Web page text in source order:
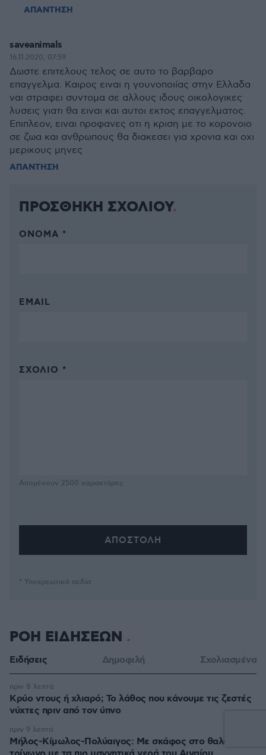
ΑΠΑΝΤΗΣΗ
saveanimals
16.11.2020, 07:59
Δωστε επιτελους τελος σε αυτο το βαρβαρο
επαγγελμα. Καιρος ειναι η γουνοποιίας στην Ελλαδα
ναι στραφει συντομα σε αλλους ιδους οικολογικες
λυσεις γιατι θα ειναι και αυτοι εκτος επαγγελματος.
Επιπλεον, ειναι προφανες οτι η κριση με το κορονοιο
σε ζωα και ανθρωπους θα διακεσει για χρονια και οχι
μερικους μηνες
ΑΠΑΝΤΗΣΗ
ΠΡΟΣΘΗΚΗ ΣΧΟΛΙΟΥ
ΌΝΟΜΑ *
EMAIL
ΣΧΌΛΙΟ *
Απομένουν 2500 χαρακτήρες
* Υποχρεωτικά πεδία
ΡΟΗ ΕΙΔΗΣΕΩΝ
Ειδήσεις Δημοφιλή Σχολιασμένα
Κρύο ντους ή χλιαρό; Το λάθος που κάνουμε τις ζεστές
νύχτες πριν από τον ύπνο
πριν 8 λεπτά
Μήλος-Κίμωλος-Πολύαιγος: Με σκάφος στο θαλασσινό
πριν 9 λεπτά